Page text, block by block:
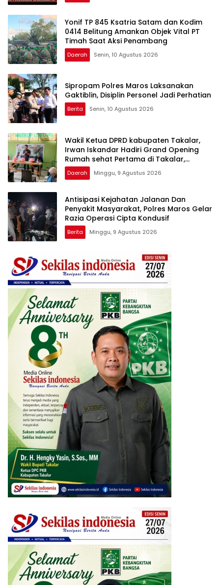
Yonif TP 845 Ksatria Satam dan Kodim
0414 Belitung Amankan Objek Vital PT
Timah Saat Aksi Penambang
Daerah Senin, 10 Agustus 2026
Sipropam Polres Maros Laksanakan
Gaktiblin, Disiplin Personel Jadi Perhatian
Berita Senin, 10 Agustus 2026
Wakil Ketua DPRD kabupaten Takalar,
Irwan Iskandar Hadiri Grand Opening
Rumah sehat Pertama di Takalar,
Melayani Terapis Gratis untuk Pasien
Dhuafa dan umum.
Daerah Minggu, 9 Agustus 2026
Antisipasi Kejahatan Jalanan Dan
Penyakit Masyarakat, Polres Maros Gelar
Razia Operasi Cipta Kondusif
Berita Minggu, 9 Agustus 2026